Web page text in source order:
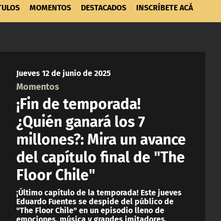
MOMENTOS DESTACADOS INSCRÍBETE ACÁ
Jueves 12 de junio de 2025
Momentos
¡Fin de temporada!
¿Quién ganará los 7
millones?: Mira un avance
del capítulo final de "The
Floor Chile"
¡Último capítulo de la temporada! Este jueves
Eduardo Fuentes se despide del público de
"The Floor Chile" en un episodio lleno de